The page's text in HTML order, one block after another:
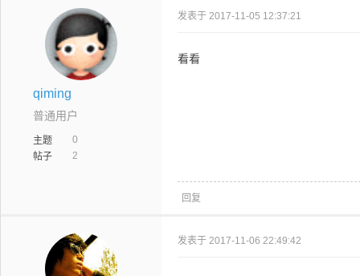
qiming
普通用户
主题
0
帖子
2
发表于 2017-11-05 12:37:21
看看
回复
发表于 2017-11-06 22:49:42